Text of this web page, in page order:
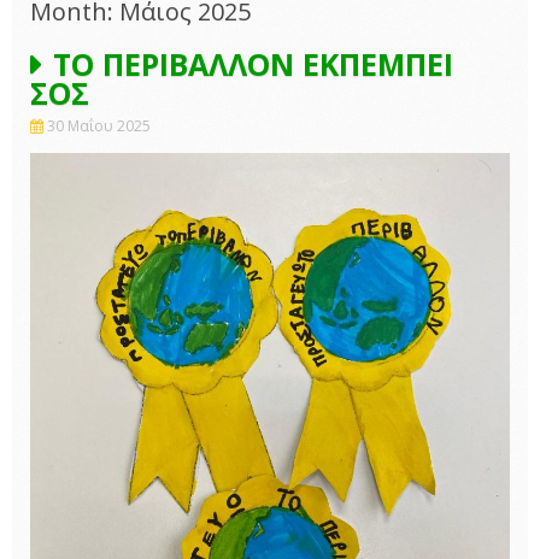
Month: Μάιος 2025
ΤΟ ΠΕΡΙΒΑΛΛΟΝ ΕΚΠΕΜΠΕΙ
ΣΟΣ
30 Μαΐου 2025